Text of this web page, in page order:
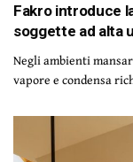
Fakro introduce
soggette ad alta
Negli ambienti
vapore e condensa